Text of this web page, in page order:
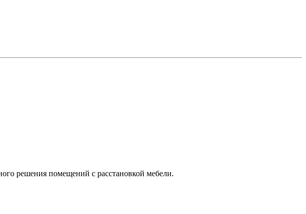
решения помещений с расстановкой мебели.